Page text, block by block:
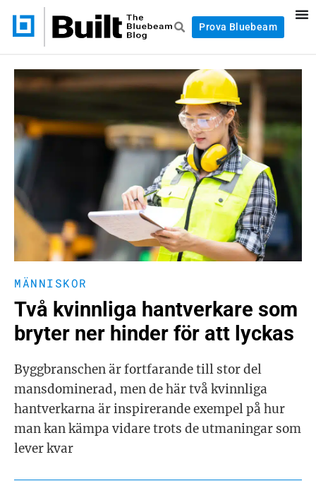
Prova Bluebeam
MÄNNISKOR
Två kvinnliga hantverkare som
bryter ner hinder för att lyckas
Byggbranschen är fortfarande till stor del
mansdominerad, men de här två kvinnliga
hantverkarna är inspirerande exempel på hur
man kan kämpa vidare trots de utmaningar som
lever kvar